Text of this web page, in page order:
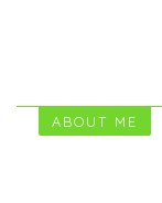
ABOUT ME